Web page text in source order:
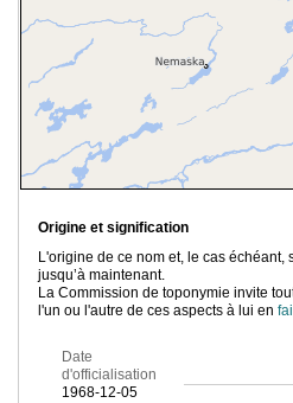
Origine et signification
L'origine de ce nom et, le cas échéant,
jusqu’à maintenant.
La Commission de toponymie invite
l'un ou l'autre de ces aspects à lui en
Date
d'officialisation
1968-12-05